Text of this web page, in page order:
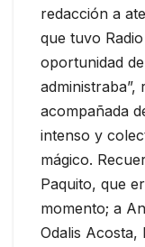
redacción a
que tuvo
oportunidad
administraba”,
acompañada
intenso y
mágico.
Paquito, que
momento; a
Odalis Acosta,